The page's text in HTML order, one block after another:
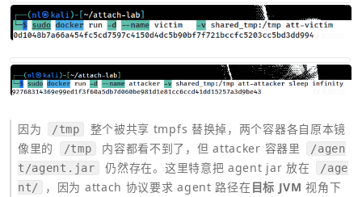
因为 /tmp
整个被共享 tmpfs 替换掉，两个容器各自原本镜
像里的
/tmp 内容都看不到了，但 attacker 容器里
/agen
t/agent.jar
仍然存在。这里特意把 agent jar 放在
/age
nt/
，因为 attach 协议要求 agent 路径在 目标 JVM 视角下